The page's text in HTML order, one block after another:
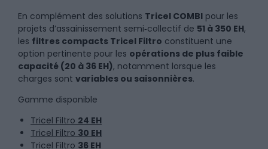
En complément des solutions Tricel COMBI pour les
projets d’assainissement semi‑collectif de 51 à 350 EH,
les filtres compacts Tricel Filtro constituent une
option pertinente pour les opérations de plus faible
capacité (20 à 36 EH), notamment lorsque les
charges sont variables ou saisonnières.
Gamme disponible
Tricel Filtro 24 EH
Tricel Filtro 30 EH
Tricel Filtro 36 EH